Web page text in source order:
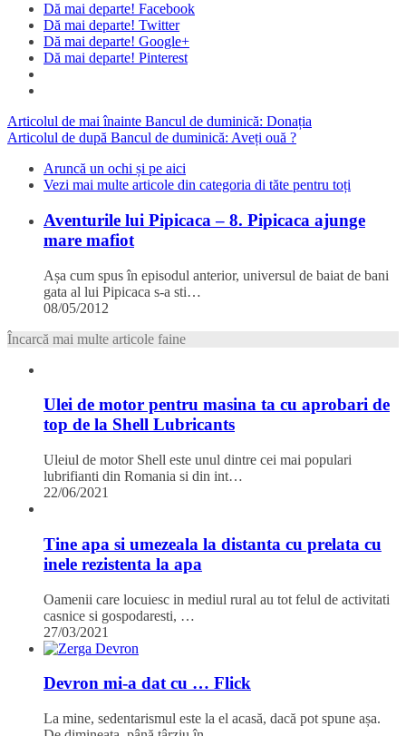
Dă mai departe! Facebook
Dă mai departe! Twitter
Dă mai departe! Google+
Dă mai departe! Pinterest
Articolul de mai înainte Bancul de duminică: Donația
Articolul de după Bancul de duminică: Aveți ouă ?
Aruncă un ochi și pe aici
Vezi mai multe articole din categoria di tăte pentru toți
Aventurile lui Pipicaca – 8. Pipicaca ajunge
mare mafiot
Așa cum spus în episodul anterior, universul de baiat de bani
gata al lui Pipicaca s-a sti…
08/05/2012
Încarcă mai multe articole faine
Ulei de motor pentru masina ta cu aprobari de
top de la Shell Lubricants
Uleiul de motor Shell este unul dintre cei mai populari
lubrifianti din Romania si din int…
22/06/2021
Tine apa si umezeala la distanta cu prelata cu
inele rezistenta la apa
Oamenii care locuiesc in mediul rural au tot felul de activitati
casnice si gospodaresti, …
27/03/2021
Devron mi-a dat cu … Flick
La mine, sedentarismul este la el acasă, dacă pot spune așa.